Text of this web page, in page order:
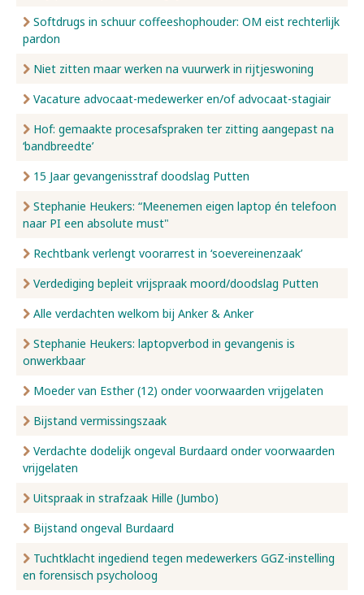
Softdrugs in schuur coffeeshophouder: OM eist rechterlijk
pardon
Niet zitten maar werken na vuurwerk in rijtjeswoning
Vacature advocaat-medewerker en/of advocaat-stagiair
Hof: gemaakte procesafspraken ter zitting aangepast na
‘bandbreedte’
15 Jaar gevangenisstraf doodslag Putten
Stephanie Heukers: “Meenemen eigen laptop én telefoon
naar PI een absolute must"
Rechtbank verlengt voorarrest in ‘soevereinenzaak’
Verdediging bepleit vrijspraak moord/doodslag Putten
Alle verdachten welkom bij Anker & Anker
Stephanie Heukers: laptopverbod in gevangenis is
onwerkbaar
Moeder van Esther (12) onder voorwaarden vrijgelaten
Bijstand vermissingszaak
Verdachte dodelijk ongeval Burdaard onder voorwaarden
vrijgelaten
Uitspraak in strafzaak Hille (Jumbo)
Bijstand ongeval Burdaard
Tuchtklacht ingediend tegen medewerkers GGZ-instelling
en forensisch psycholoog